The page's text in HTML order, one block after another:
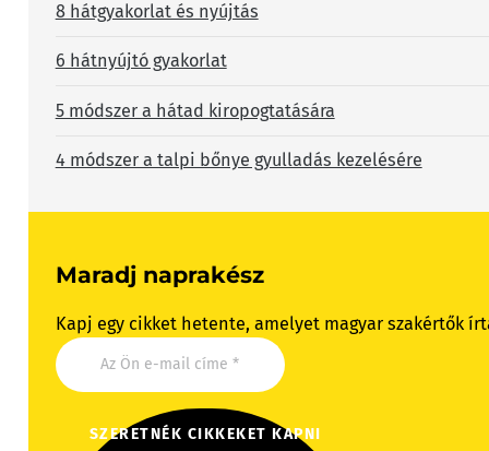
8 hátgyakorlat és nyújtás
6 hátnyújtó gyakorlat
5 módszer a hátad kiropogtatására
4 módszer a talpi bőnye gyulladás kezelésére
Maradj naprakész
Kapj egy cikket hetente, amelyet magyar szakértők
SZERETNÉK CIKKEKET KAPNI